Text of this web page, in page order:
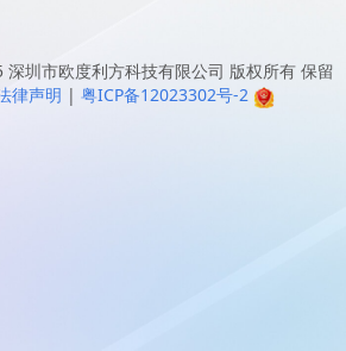
深圳市欧度利方科技有限公司 版权所有 保留
律声明 | 粤ICP备12023302号-2